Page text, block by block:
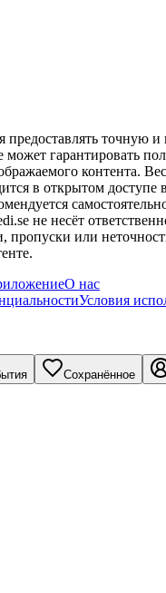
предоставлять точную
гарантировать
контента.
в открытом доступе
не несёт
или
О нас
Условия
Сохранённое